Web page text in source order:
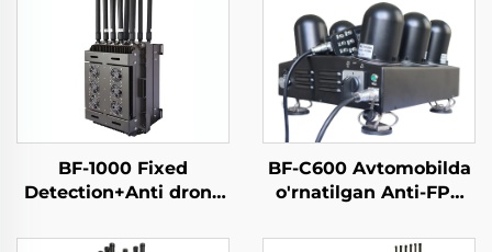
BF-1000 Fixed
Detection+Anti drone
BF-C600 Avtomobilda
o'rnatilgan Anti-FPV
jihoz